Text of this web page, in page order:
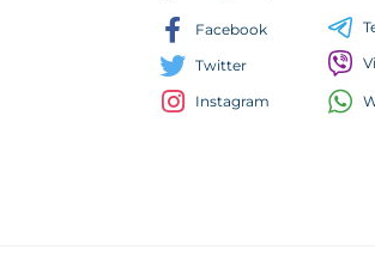
Facebook
Twitter
Instagram